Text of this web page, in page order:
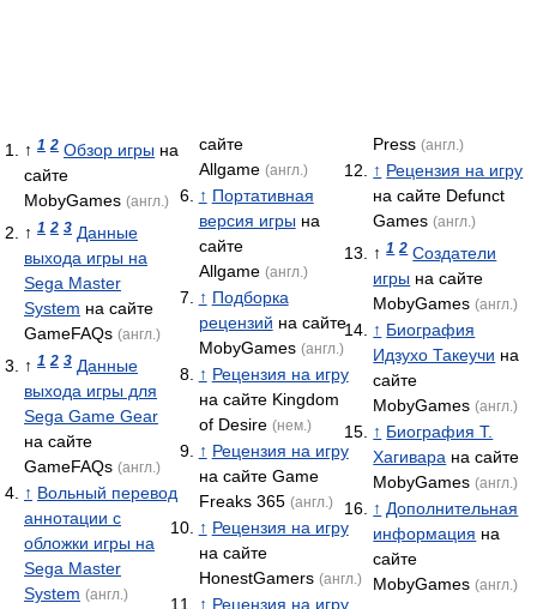
↑ 1 2 Обзор игры на
сайте
MobyGames (англ.)
↑ 1 2 3 Данные
выхода игры на
Sega Master
System на сайте
GameFAQs (англ.)
↑ 1 2 3 Данные
выхода игры для
Sega Game Gear
на сайте
GameFAQs (англ.)
↑ Вольный перевод
аннотации с
обложки игры на
Sega Master
System (англ.)
сайте
Allgame (англ.)
↑ Портативная
версия игры на
сайте
Allgame (англ.)
↑ Подборка
рецензий на сайте
MobyGames (англ.)
↑ Рецензия на игру
на сайте Kingdom
of Desire (нем.)
↑ Рецензия на игру
на сайте Game
Freaks 365 (англ.)
↑ Рецензия на игру
на сайте
HonestGamers (англ.)
↑ Рецензия на игру
Press(англ.)
↑ Рецензия на игру
на сайте Defunct
Games(англ.)
↑1 2 Создатели
игры на сайте
MobyGames(англ.)
↑ Биография
Идзухо Такеучи на
сайте
MobyGames(англ.)
↑ Биография Т.
Хагивара на сайте
MobyGames(англ.)
↑ Дополнительная
информация на
сайте
MobyGames(англ.)